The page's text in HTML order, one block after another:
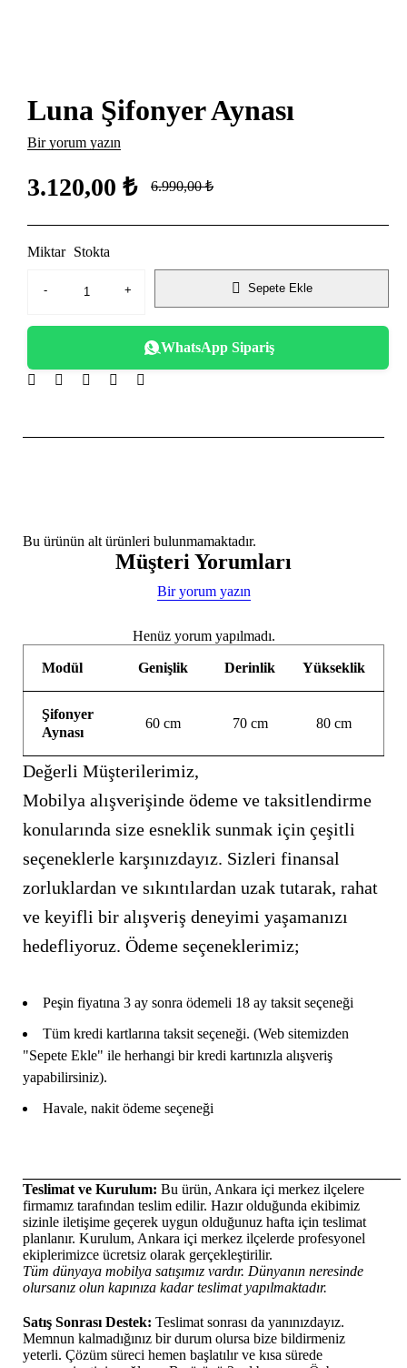
Luna Şifonyer Aynası
Bir yorum yazın
6.990,00₺
3.120,00 ₺
Miktar Stokta
Sepete Ekle
WhatsApp Sipariş
Bu ürünün alt ürünleri bulunmamaktadır.
Müşteri Yorumları
Bir yorum yazın
Henüz yorum yapılmadı.
Modül Genişlik Derinlik Yükseklik
Şifonyer
Aynası
60 cm 70 cm 80 cm
Değerli Müşterilerimiz,
Mobilya alışverişinde ödeme ve taksitlendirme
konularında size esneklik sunmak için çeşitli
seçeneklerle karşınızdayız. Sizleri finansal
zorluklardan ve sıkıntılardan uzak tutarak, rahat
ve keyifli bir alışveriş deneyimi yaşamanızı
hedefliyoruz. Ödeme seçeneklerimiz;
Peşin fiyatına 3 ay sonra ödemeli 18 ay taksit seçeneği
Tüm kredi kartlarına taksit seçeneği. (Web sitemizden
"Sepete Ekle" ile herhangi bir kredi kartınızla alışveriş
yapabilirsiniz).
Havale, nakit ödeme seçeneği
Teslimat ve Kurulum: Bu ürün, Ankara içi merkez ilçelere
firmamız tarafından teslim edilir. Hazır olduğunda ekibimiz
sizinle iletişime geçerek uygun olduğunuz hafta için teslimat
planlanır. Kurulum, Ankara içi merkez ilçelerde profesyonel
ekiplerimizce ücretsiz olarak gerçekleştirilir.
Tüm dünyaya mobilya satışımız vardır. Dünyanın neresinde
olursanız olun kapınıza kadar teslimat yapılmaktadır.
Satış Sonrası Destek: Teslimat sonrası da yanınızdayız.
Memnun kalmadığınız bir durum olursa bize bildirmeniz
yeterli. Çözüm süreci hemen başlatılır ve kısa sürede